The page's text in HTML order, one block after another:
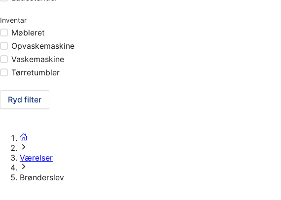
Inventar
Møbleret
Opvaskemaskine
Vaskemaskine
Tørretumbler
Ryd filter
Værelser
Brønderslev